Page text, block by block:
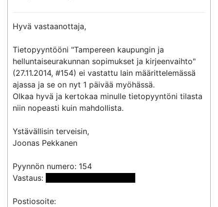
Hyvä vastaanottaja,
Tietopyyntööni "Tampereen kaupungin ja
helluntaiseurakunnan sopimukset ja kirjeenvaihto"
(27.11.2014, #154) ei vastattu lain määrittelemässä
ajassa ja se on nyt 1 päivää myöhässä.
Olkaa hyvä ja kertokaa minulle tietopyyntöni tilasta
niin nopeasti kuin mahdollista.
Ystävällisin terveisin,
Joonas Pekkanen
Pyynnön numero: 154
Vastaus:
Postiosoite: